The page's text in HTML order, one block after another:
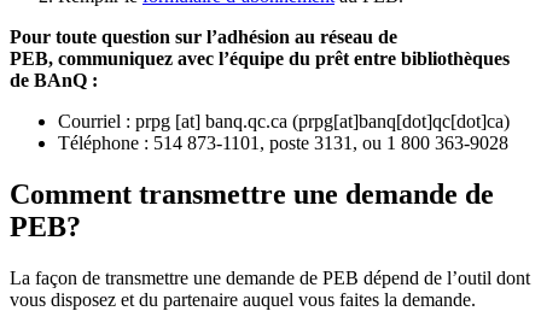
Pour toute question sur l’adhésion au réseau de
PEB, communiquez avec l’équipe du prêt entre bibliothèques
de BAnQ :
Courriel : prpg [at] banq.qc.ca (prpg[at]banq[dot]qc[dot]ca)
Téléphone : 514 873-1101, poste 3131, ou 1 800 363-9028
Comment transmettre une demande de
PEB?
La façon de transmettre une demande de PEB dépend de l’outil dont
vous disposez et du partenaire auquel vous faites la demande.